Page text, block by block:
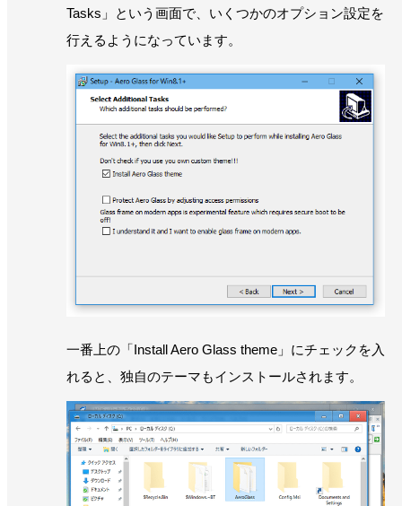
Tasks」という画面で、いくつかのオプション設定を
行えるようになっています。
一番上の「Install Aero Glass theme」にチェックを入
れると、独自のテーマもインストールされます。